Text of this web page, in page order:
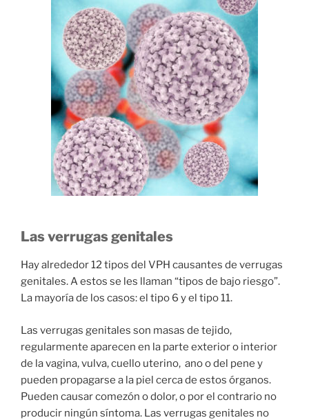
Las verrugas genitales
Hay alrededor 12 tipos del VPH causantes de verrugas
genitales. A estos se les llaman “tipos de bajo riesgo”.
La mayoría de los casos: el tipo 6 y el tipo 11.
Las verrugas genitales son masas de tejido,
regularmente aparecen en la parte exterior o interior
de la vagina, vulva, cuello uterino, ano o del pene y
pueden propagarse a la piel cerca de estos órganos.
Pueden causar comezón o dolor, o por el contrario no
producir ningún síntoma. Las verrugas genitales no